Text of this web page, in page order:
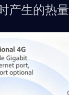
产生的热量